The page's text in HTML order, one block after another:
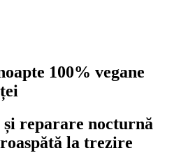
100% vegane
reparare nocturnă
la trezire